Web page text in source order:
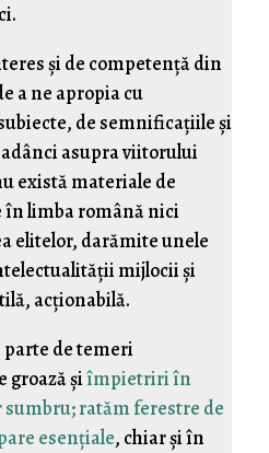
şi de competenţă din
a ne apropia cu
de semnificaţiile şi
asupra viitorului
există materiale de
în limba română nici
elitelor, darămite unele
mijlocii şi
acţionabilă.
parte de temeri
groază şiîmpietriri în
ratăm ferestre de
esenţiale, chiar şi în